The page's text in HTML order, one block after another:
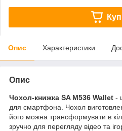
Опис Характеристики
Опис
Чохол-книжка SA M536 Wallet -
для смартфона. Чохол
його можна трансформувати в
зручно для перегляду відео та